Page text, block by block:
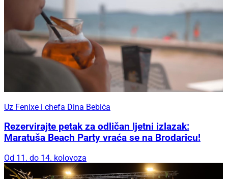
Uz Fenixe i chefa Dina Bebića
Rezervirajte petak za odličan ljetni izlazak:
Maratuša Beach Party vraća se na Brodaricu!
Od 11. do 14. kolovoza